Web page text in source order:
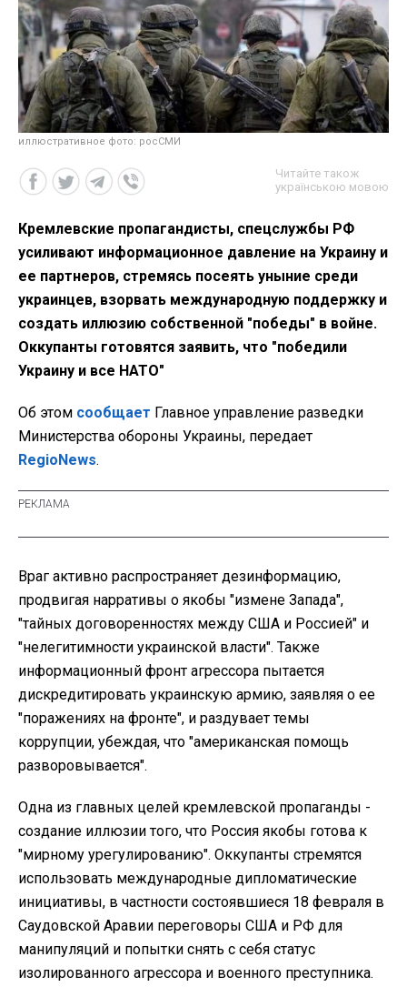
иллюстративное фото: росСМИ
Читайте також
українською мовою
Кремлевские пропагандисты, спецслужбы РФ
усиливают информационное давление на Украину и
ее партнеров, стремясь посеять уныние среди
украинцев, взорвать международную поддержку и
создать иллюзию собственной "победы" в войне.
Оккупанты готовятся заявить, что "победили
Украину и все НАТО"
Об этом сообщает Главное управление разведки
Министерства обороны Украины, передает
RegioNews.
Враг активно распространяет дезинформацию,
продвигая нарративы о якобы "измене Запада",
"тайных договоренностях между США и Россией" и
"нелегитимности украинской власти". Также
информационный фронт агрессора пытается
дискредитировать украинскую армию, заявляя о ее
"поражениях на фронте", и раздувает темы
коррупции, убеждая, что "американская помощь
разворовывается".
Одна из главных целей кремлевской пропаганды -
создание иллюзии того, что Россия якобы готова к
"мирному урегулированию". Оккупанты стремятся
использовать международные дипломатические
инициативы, в частности состоявшиеся 18 февраля в
Саудовской Аравии переговоры США и РФ для
манипуляций и попытки снять с себя статус
изолированного агрессора и военного преступника.